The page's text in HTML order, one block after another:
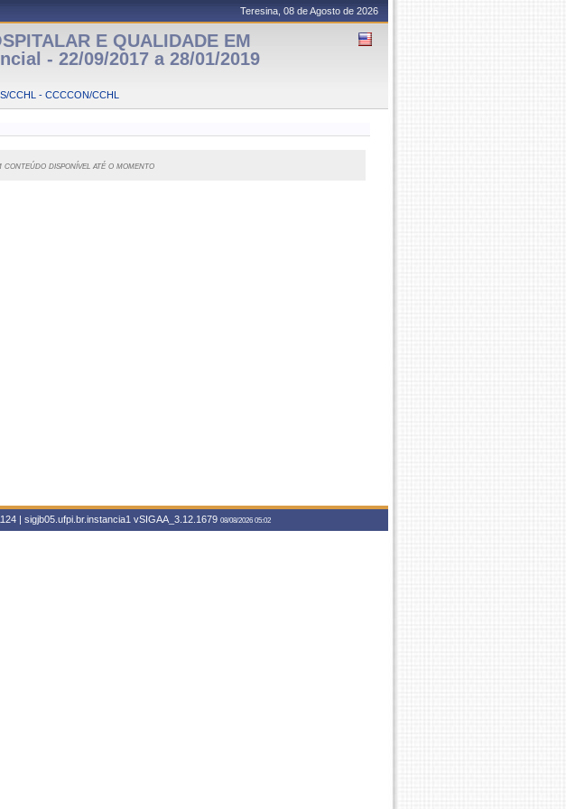
Teresina, 08 de Agosto de 2026
E QUALIDADE EM
- 22/09/2017 a 28/01/2019
CCHL - CCCCON/CCHL
conteúdo disponível até o momento
| sigjb05.ufpi.br.instancia1 vSIGAA_3.12.1679 08/08/2026 05:02